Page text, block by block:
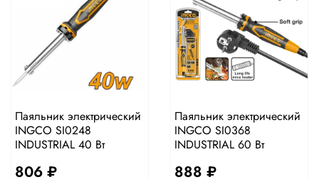
Паяльник электрический
INGCO SI0248
INDUSTRIAL 40 Вт
806 ₽
Паяльник электрический
INGCO SI0368
INDUSTRIAL 60 Вт
888 ₽